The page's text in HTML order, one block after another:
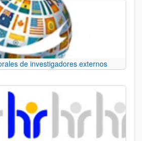
de investigadores externos